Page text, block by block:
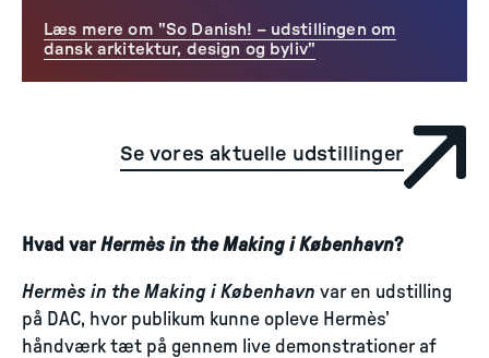
Se vores aktuelle udstillinger
Læs mere om "So Danish! – udstillingen om
dansk arkitektur, design og byliv"
Hvad varHermès in the Making i København?
Hermès in the Making i København var en udstilling
på DAC, hvor publikum kunne opleve Hermès’
håndværk tæt på gennem live demonstrationer af